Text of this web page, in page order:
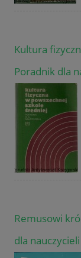
Kultura
Poradnik dla
Remusowi
dla